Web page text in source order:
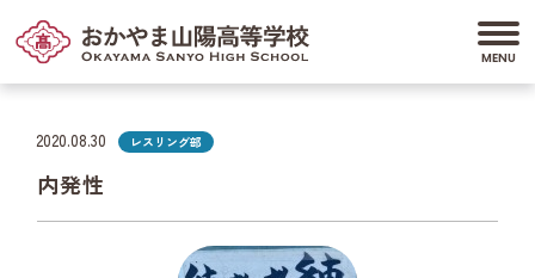
2020.08.30 レスリング部
内発性